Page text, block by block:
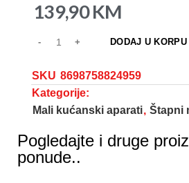
139,90KM
DODAJ U KORPU
SKU 8698758824959
Kategorije:
Mali kućanski aparati, Štapni
Pogledajte i druge
ponude..